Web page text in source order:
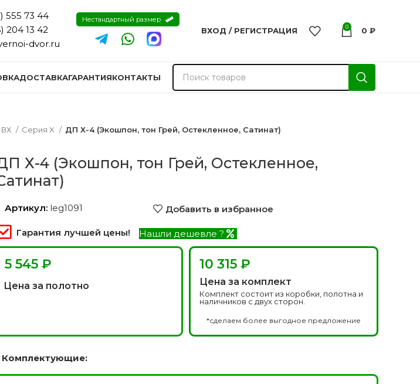
555 73 44
204 13 42
dvor.ru
Нестандартный размер
ВХОД / РЕГИСТРАЦИЯ 0 0 ₽
2744 моделей
Двери Invisible
Белоруссия фабрика
1640 моделей
ДОСТАВКАГАРАНТИЯКОНТАКТЫ
Серия X ДП Х-4 (Экошпон, тон Грей, Остекленное, Сатинат)
Х-4 (Экошпон, тон Грей, Остекленное,
Артикул: leg1091 Добавить в избранное
Гарантия лучшей цены! Нашли дешевле ?
₽
Цена за полотно
10 315 ₽
Цена за комплект
Комплект состоит из коробки, полотна и
наличников с двух сторон.
*сделаем более выгодное предложение
Комплектующие: